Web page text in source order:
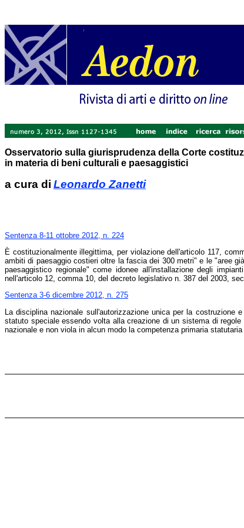
Osservatorio sulla giurisprudenza della Corte
in materia di beni culturali e paesaggistici
a cura di Leonardo Zanetti
Sentenza 8-11 ottobre 2012, n. 224
È costituzionalmente illegittima, per violazione dell'articolo 117,
ambiti di paesaggio costieri oltre la fascia dei 300 metri" e le "aree
paesaggistico regionale" come idonee all'installazione degli
nell'articolo 12, comma 10, del decreto legislativo n. 387 del 2003,
Sentenza 3-6 dicembre 2012, n. 275
La disciplina nazionale sull'autorizzazione unica per la costruzione
statuto speciale essendo volta alla creazione di un sistema di
nazionale e non viola in alcun modo la competenza primaria